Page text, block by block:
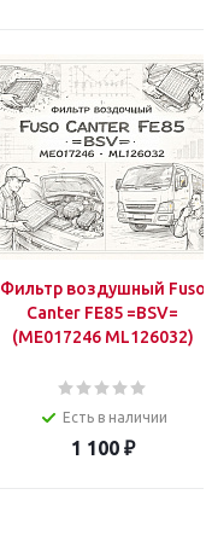
Фильтр воздушный Fuso
Canter FE85 =BSV=
(ME017246 ML126032)
Есть в наличии
1 100₽